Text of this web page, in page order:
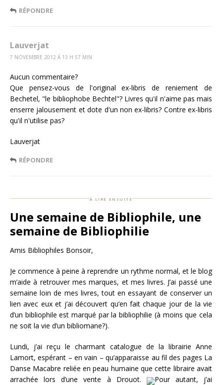
RÉPONDRE
Lauverjat
7 NOVEMBRE 2012 Á 13 H 57 MIN
Aucun commentaire?
Que pensez-vous de l'original ex-libris de reniement de
Bechetel, "le bibliophobe Bechtel"? Livres qu'il n'aime pas mais
enserre jalousement et dote d'un non ex-libris? Contre ex-libris
qu'il n'utilise pas?
Lauverjat
RÉPONDRE
à lire ensuite
Une semaine de Bibliophile, une
semaine de Bibliophilie
Amis Bibliophiles Bonsoir,
Je commence à peine à reprendre un rythme normal, et le blog
m’aide à retrouver mes marques, et mes livres. J’ai passé une
semaine loin de mes livres, tout en essayant de conserver un
lien avec eux et j’ai découvert qu’en fait chaque jour de la vie
d’un bibliophile est marqué par la bibliophilie (à moins que cela
ne soit la vie d’un bibliomane?).
Lundi, j’ai reçu le charmant catalogue de la librairie Anne
Lamort, espérant – en vain – qu’apparaisse au fil des pages La
Danse Macabre reliée en peau humaine que cette libraire avait
arrachée lors d’une vente à Drouot.
Pour autant, j’ai